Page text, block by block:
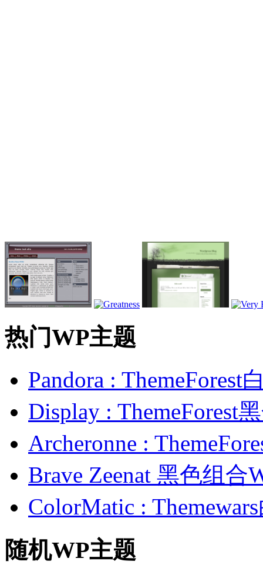
热门WP主题
Pandora : ThemeForest
Display : ThemeForest
Archeronne :
Brave Zeenat 黑色组合
ColorMatic :
随机WP主题